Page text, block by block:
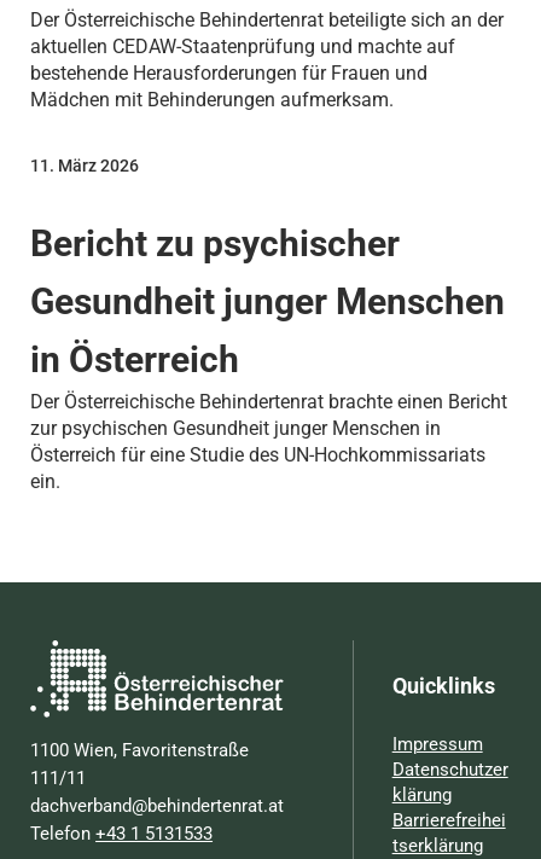
Der Österreichische Behindertenrat beteiligte sich an der
aktuellen CEDAW-Staatenprüfung und machte auf
bestehende Herausforderungen für Frauen und
Mädchen mit Behinderungen aufmerksam.
Bericht zu psychischer
Gesundheit junger Menschen
in Österreich
11. März 2026
Der Österreichische Behindertenrat brachte einen Bericht
zur psychischen Gesundheit junger Menschen in
Österreich für eine Studie des UN-Hochkommissariats
ein.
1100 Wien, Favoritenstraße
111/11
dachverband@behindertenrat.at
Telefon+43 1 5131533
Quicklinks
Impressum
Datenschutzer
klärung
Barrierefreihei
tserklärung